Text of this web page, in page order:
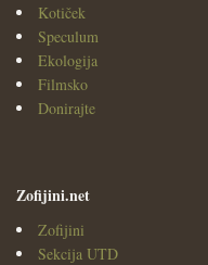
Kotiček
Speculum
Ekologija
Filmsko
Donirajte
Zofijini.net
Zofijini
Sekcija UTD